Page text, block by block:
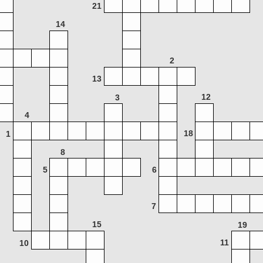
21
14
2
13
3
12
4
1
18
8
5
6
7
15
19
10
11